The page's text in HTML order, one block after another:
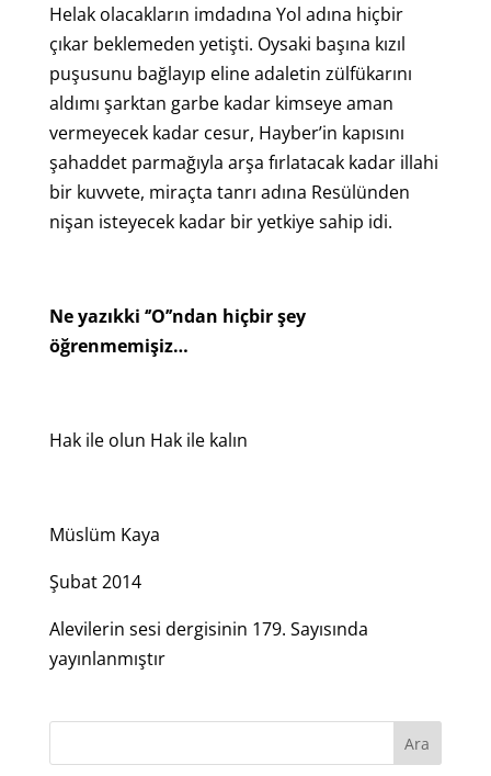
Helak olacakların imdadına Yol adına hiçbir
çıkar beklemeden yetişti. Oysaki başına kızıl
puşusunu bağlayıp eline adaletin zülfükarını
aldımı şarktan garbe kadar kimseye aman
vermeyecek kadar cesur, Hayber’in kapısını
şahaddet parmağıyla arşa fırlatacak kadar illahi
bir kuvvete, miraçta tanrı adına Resülünden
nişan isteyecek kadar bir yetkiye sahip idi.
Ne yazıkki ‘’O’’ndan hiçbir şey
öğrenmemişiz…
Hak ile olun Hak ile kalın
Müslüm Kaya
Şubat 2014
Alevilerin sesi dergisinin 179. Sayısında
yayınlanmıştır